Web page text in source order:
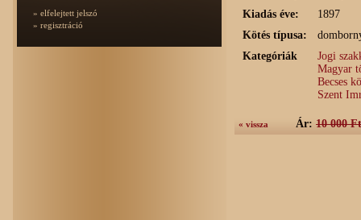
» elfelejtett jelszó
» regisztráció
Kiadás éve:
1897
Kötés típusa:
Kategóriák
Jogi
Magyar
Becses
Szent
« vissza Ár: 10 000 Ft